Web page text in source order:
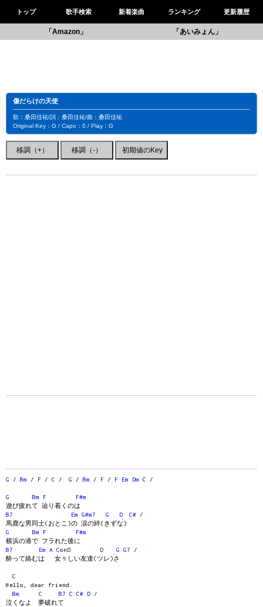
トップ 歌手検索 新着楽曲 ランキング 更新履歴
「Amazon」 「あいみょん」
傷だらけの天使
歌：桑田佳祐/詞：桑田佳祐/曲：桑田佳祐
Original Key：G / Capo：0 / Play：G
G / Bm / F / C / G / Bm / F / F Em Dm C /
G Bm F
F#m
遊び疲れて 辿り着くのは
B7
Em G#m7 G D C# /
馬鹿な男同士(おとこ)の 涙の絆(きずな)
G
Bm F
F#m
横浜の港で フラれた後に
B7
Em A ConD D G G7 /
酔って絡むは 女々しい友達(ツレ)さ
C
Hello, dear friend.
Bm
C B7 C C# D /
泣くなよ 夢破れて